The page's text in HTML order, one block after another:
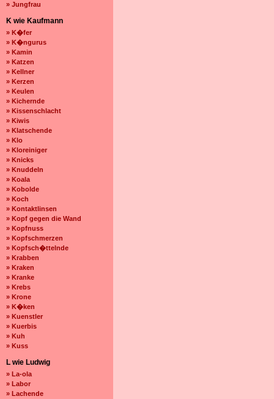
» Jungfrau
K wie Kaufmann
» K�fer
» K�ngurus
» Kamin
» Katzen
» Kellner
» Kerzen
» Keulen
» Kichernde
» Kissenschlacht
» Kiwis
» Klatschende
» Klo
» Kloreiniger
» Knicks
» Knuddeln
» Koala
» Kobolde
» Koch
» Kontaktlinsen
» Kopf gegen die Wand
» Kopfnuss
» Kopfschmerzen
» Kopfsch�ttelnde
» Krabben
» Kraken
» Kranke
» Krebs
» Krone
» K�ken
» Kuenstler
» Kuerbis
» Kuh
» Kuss
L wie Ludwig
» La-ola
» Labor
» Lachende